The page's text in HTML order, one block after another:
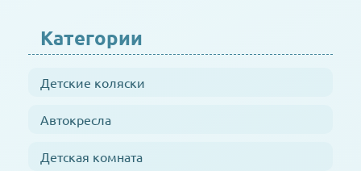
Категории
Детские коляски
Автокресла
Детская комната